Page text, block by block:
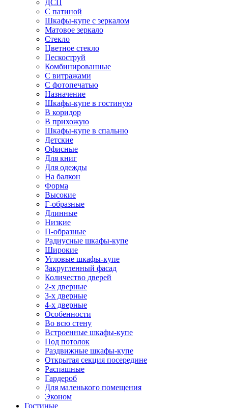
ДСП
С патиной
Шкафы-купе с зеркалом
Матовое зеркало
Стекло
Цветное стекло
Пескоструй
Комбинированные
С витражами
С фотопечатью
Назначение
Шкафы-купе в гостиную
В коридор
В прихожую
Шкафы-купе в спальню
Детские
Офисные
Для книг
Для одежды
На балкон
Форма
Высокие
Г-образные
Длинные
Низкие
П-образные
Радиусные шкафы-купе
Широкие
Угловые шкафы-купе
Закругленный фасад
Количество дверей
2-х дверные
3-х дверные
4-х дверные
Особенности
Во всю стену
Встроенные шкафы-купе
Под потолок
Раздвижные шкафы-купе
Открытая секция посередине
Распашные
Гардероб
Для маленького помещения
Эконом
Гостиные